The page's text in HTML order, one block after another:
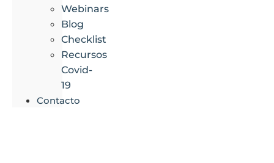
Webinars
Blog
Checklist
Recursos
Covid-
19
Contacto